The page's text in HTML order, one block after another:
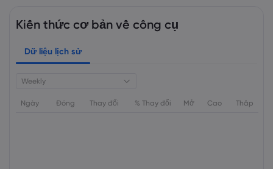
Kiến thức cơ bản về công cụ
Dữ liệu lịch sử
Weekly
Ngày Đóng Thay đổi % Thay đổi Mở Cao Thấp